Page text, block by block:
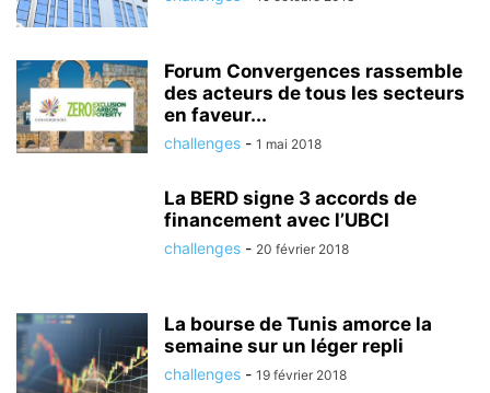
Forum Convergences rassemble
des acteurs de tous les secteurs
en faveur...
challenges - 1 mai 2018
La BERD signe 3 accords de
financement avec l’UBCI
challenges - 20 février 2018
La bourse de Tunis amorce la
semaine sur un léger repli
challenges - 19 février 2018